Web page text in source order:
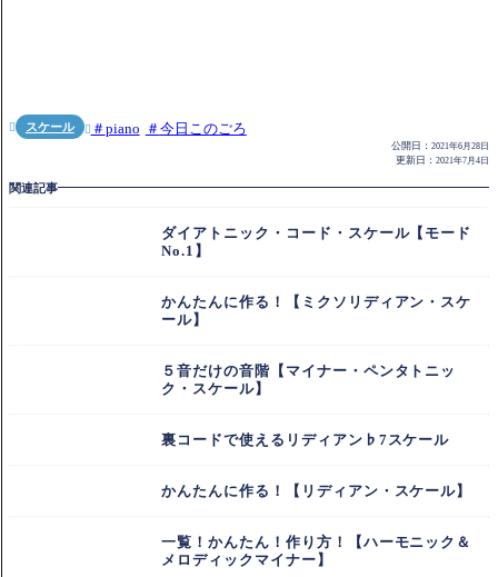
 スケール  piano 今日このごろ
公開日： 2021年6月28日
更新日： 2021年7月4日
関連記事
ダイアトニック・コード・スケール【モード
No.1】
かんたんに作る！【ミクソリディアン・スケ
ール】
５音だけの音階【マイナー・ペンタトニッ
ク・スケール】
裏コードで使えるリディアン♭7スケール
かんたんに作る！【リディアン・スケール】
一覧！かんたん！作り方！【ハーモニック＆
メロディックマイナー】